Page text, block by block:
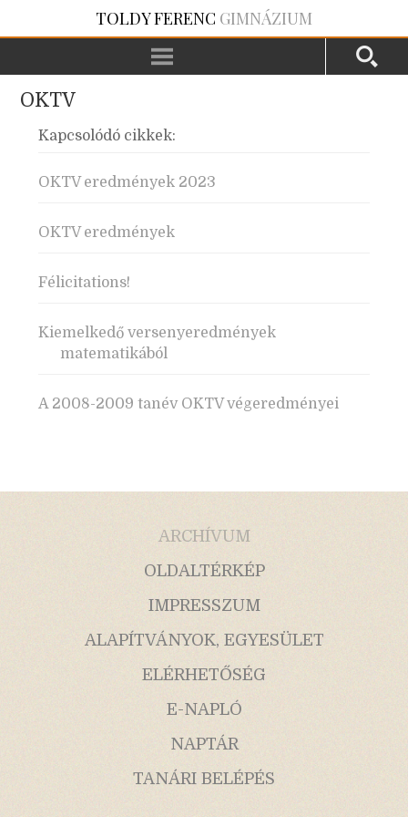
TOLDY FERENC GIMNÁZIUM
OKTV
Kapcsolódó cikkek:
OKTV eredmények 2023
OKTV eredmények
Félicitations!
Kiemelkedő versenyeredmények
matematikából
A 2008-2009 tanév OKTV végeredményei
ARCHÍVUM
OLDALTÉRKÉP
IMPRESSZUM
ALAPÍTVÁNYOK, EGYESÜLET
ELÉRHETŐSÉG
E-NAPLÓ
NAPTÁR
TANÁRI BELÉPÉS